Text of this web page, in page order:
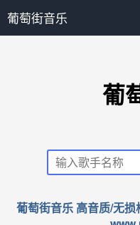
葡萄街音乐
葡
葡萄街音乐 高音质/无